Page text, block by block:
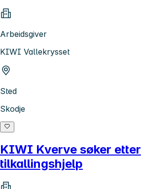
Arbeidsgiver
KIWI Vallekrysset
Sted
Skodje
KIWI Kverve søker etter
tilkallingshjelp